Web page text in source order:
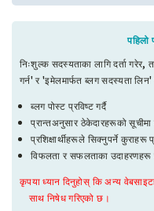
निःशुल्क सदस्यताका लागि दर्ता
गर्न' र 'इमेलमार्फत ब्लग सदस्यता
ब्लग पोस्ट प्रविष्ट गर्दै
प्रान्तअनुसार ठेकेदारहरूको सूचीमा
प्रशिक्षार्थीहरूले सिक्नुपर्ने कुराहरू
विफलता र सफलताका उदाहरणहरू
कृपया ध्यान दिनुहोस् कि अन्य
साथ निषेध गरिएको छ।